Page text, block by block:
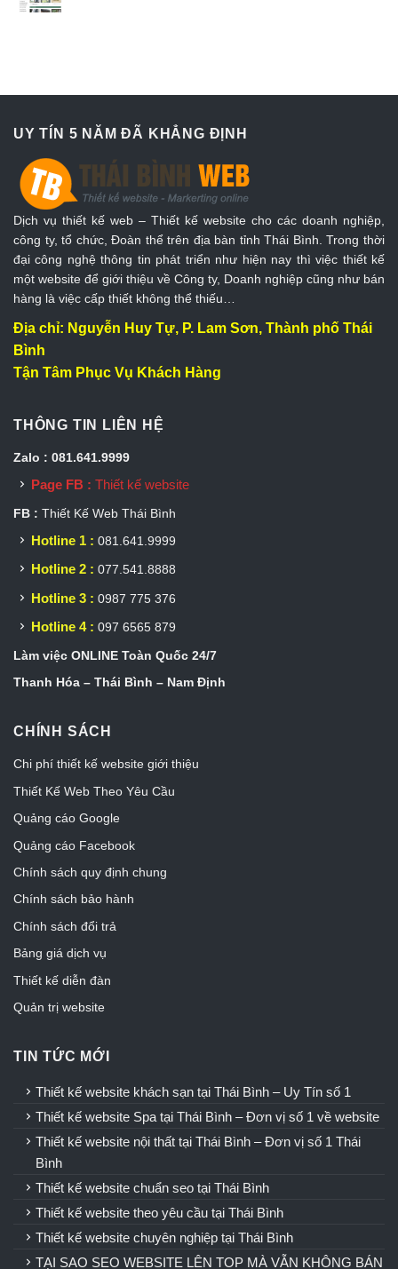
UY TÍN 5 NĂM ĐÃ KHẲNG ĐỊNH
Dịch vụ thiết kế web – Thiết kế website cho các doanh nghiệp,
công ty, tổ chức, Đoàn thể trên địa bàn tỉnh Thái Bình. Trong thời
đại công nghệ thông tin phát triển như hiện nay thì việc thiết kế
một website để giới thiệu về Công ty, Doanh nghiệp cũng như bán
hàng là việc cấp thiết không thể thiếu…
Địa chỉ: Nguyễn Huy Tự, P. Lam Sơn, Thành phố Thái
Bình
Tận Tâm Phục Vụ Khách Hàng
THÔNG TIN LIÊN HỆ
Zalo : 081.641.9999
Page FB : Thiết kế website
FB : Thiết Kế Web Thái Bình
Hotline 1 : 081.641.9999
Hotline 2 : 077.541.8888
Hotline 3 : 0987 775 376
Hotline 4 : 097 6565 879
Làm việc ONLINE Toàn Quốc 24/7
Thanh Hóa – Thái Bình – Nam Định
CHÍNH SÁCH
Chi phí thiết kế website giới thiệu
Thiết Kế Web Theo Yêu Cầu
Quảng cáo Google
Quảng cáo Facebook
Chính sách quy định chung
Chính sách bảo hành
Chính sách đổi trả
Bảng giá dịch vụ
Thiết kế diễn đàn
Quản trị website
TIN TỨC MỚI
Thiết kế website khách sạn tại Thái Bình – Uy Tín số 1
Thiết kế website Spa tại Thái Bình – Đơn vị số 1 về website
Thiết kế website nội thất tại Thái Bình – Đơn vị số 1 Thái
Bình
Thiết kế website chuẩn seo tại Thái Bình
Thiết kế website theo yêu cầu tại Thái Bình
Thiết kế website chuyên nghiệp tại Thái Bình
TẠI SAO SEO WEBSITE LÊN TOP MÀ VẪN KHÔNG BÁN